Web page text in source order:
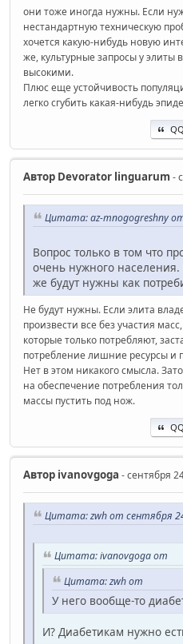
они тоже иногда нужны. Если
нестандартную техническую
хочется какую-нибудь новую
же, культурные запросы у элиты
высокими.
Плюс еще устойчивость
легко сгубить какая-нибудь
QQ
Автор Devorator linguarum -
Цитата: az-mnogogreshny
Вопрос только в том что
очень нужного
же будут нужны как
Не будут нужны. Если элита
произвести все без участия
которые только потребляют,
потребление лишние ресурсы и
Нет в этом никакого смысла.
на обеспечение потребления
массы пустить под нож.
QQ
Автор ivanovgoga - сентября
Цитата: zwh от сентября
Цитата: ivanovgoga от
Цитата: zwh от
У него вообще-то
И? Диабетикам нужно